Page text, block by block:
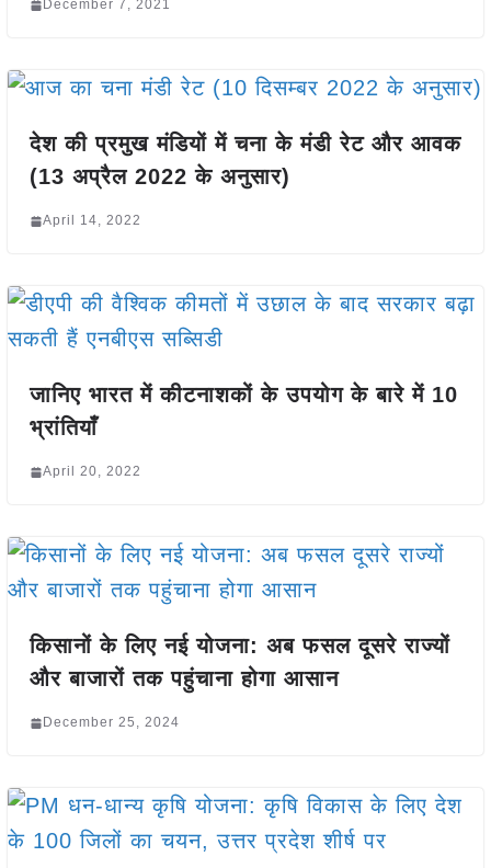
December 7, 2021
देश की प्रमुख मंडियों में चना के मंडी रेट और आवक
(13 अप्रैल 2022 के अनुसार)
April 14, 2022
जानिए भारत में कीटनाशकों के उपयोग के बारे में 10
भ्रांतियाँ
April 20, 2022
किसानों के लिए नई योजना: अब फसल दूसरे राज्यों
और बाजारों तक पहुंचाना होगा आसान
December 25, 2024